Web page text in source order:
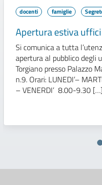
docenti famiglie
Apertura estiva
Si comunica a tutta
apertura al pubblico degli
Torgiano presso Palazzo
n.9. Orari: LUNEDI’–
– VENERDI’ 8.00-9.30 […]